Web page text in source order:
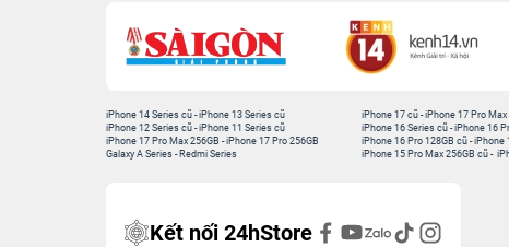
iPhone 14 Series cũ -iPhone 13 Series cũ
iPhone 12 Series cũ -iPhone 11 Series cũ
iPhone 17 Pro Max 256GB -iPhone 17 Pro 256GB
Galaxy A Series - Redmi Series
iPhone 17 cũ -iPhone 17 Pro Max
iPhone 16 Series cũ - iPhone 16
iPhone 16 Pro 128GB cũ -iPhone
iPhone 15 Pro Max 256GB cũ -
Kết nối 24hStore